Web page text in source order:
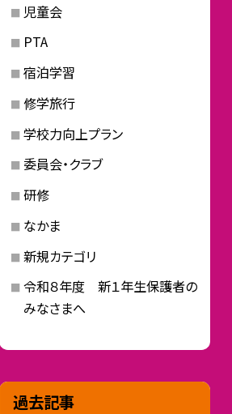
児童会
PTA
宿泊学習
修学旅行
学校力向上プラン
委員会・クラブ
研修
なかま
新規カテゴリ
令和８年度 新１年生保護者の
みなさまへ
過去記事